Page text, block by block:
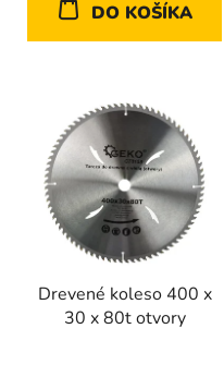
DO KOŠÍKA
Drevené koleso 400 x
30 x 80t otvory